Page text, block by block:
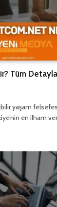
Tüm
yaşam
en ilham